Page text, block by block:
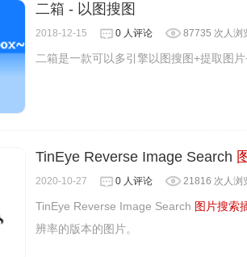
二箱 - 以图搜图
2018-12-15 0 人评论 87735 次人浏
二箱是一款可以多引擎以图搜图+提取图
TinEye Reverse Image Search
2020-10-27 0 人评论 21816 次人浏
TinEye Reverse Image Search 图片搜索
辨率的版本的图片。